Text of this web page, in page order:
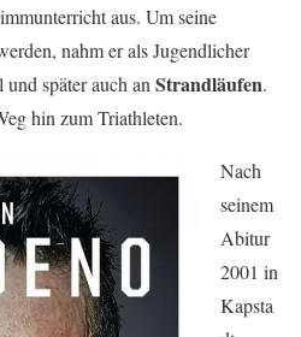
aus. Um seine
nahm er als Jugendlicher
und später auch an Strandläufen.
hin zum Triathleten.
Nach
seinem
Abitur
2001 in
Kapsta